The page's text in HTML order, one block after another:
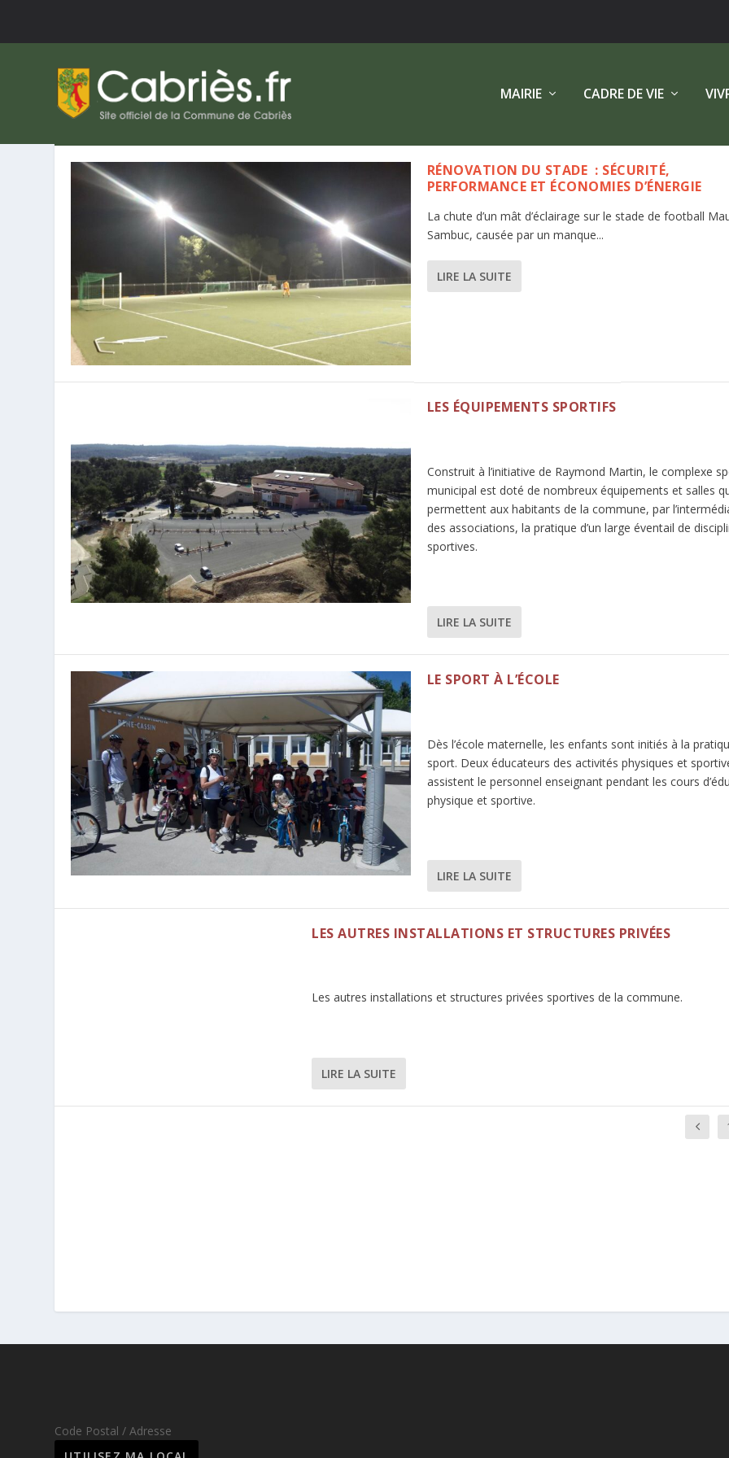
MAIRIE CADRE DE VIE
RÉNOVATION DU STADE : SÉCURITÉ,
PERFORMANCE ET ÉCONOMIES D’ÉNERGIE
La chute d’un mât d’éclairage sur le stade de football
Sambuc, causée par un manque...
LIRE LA SUITE
LES ÉQUIPEMENTS SPORTIFS
Construit à l’initiative de Raymond Martin, le complexe
municipal est doté de nombreux équipements et salles
permettent aux habitants de la commune, par
des associations, la pratique d’un large éventail de
sportives.
LIRE LA SUITE
LE SPORT À L’ÉCOLE
Dès l’école maternelle, les enfants sont initiés à la
sport. Deux éducateurs des activités physiques et
assistent le personnel enseignant pendant les cours
physique et sportive.
LIRE LA SUITE
LES AUTRES INSTALLATIONS ET STRUCTURES PRIVÉES
Les autres installations et structures privées sportives de la commune.
LIRE LA SUITE
Code Postal / Adresse